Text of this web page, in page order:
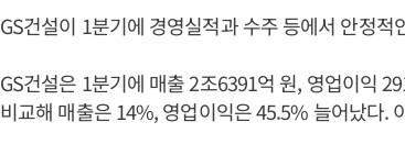
GS건설이 1분기에 경영실적과 수주 등에서 안정적
GS건설은 1분기에 매출 2조6391억 원, 영업이익
비교해 매출은 14%, 영업이익은 45.5% 늘어났다.